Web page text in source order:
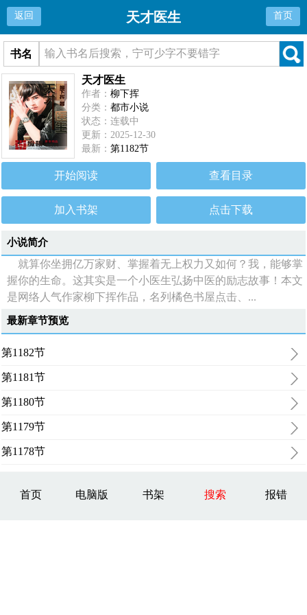
返回 天才医生 首页
书名
天才医生
作者：柳下挥
分类：都市小说
状态：连载中
更新：2025-12-30
最新：第1182节
开始阅读 查看目录
加入书架 点击下载
小说简介
就算你坐拥亿万家财、掌握着无上权力又如何？我，能够掌
握你的生命。这其实是一个小医生弘扬中医的励志故事！本文
是网络人气作家柳下挥作品，名列橘色书屋点击、...
最新章节预览
第1182节
第1181节
第1180节
第1179节
第1178节
首页 电脑版 书架 搜索 报错